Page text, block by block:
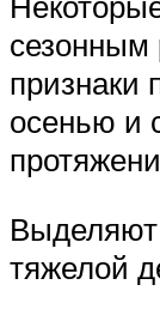
сезонным
признаки
осенью и
Выделяют
тяжелой